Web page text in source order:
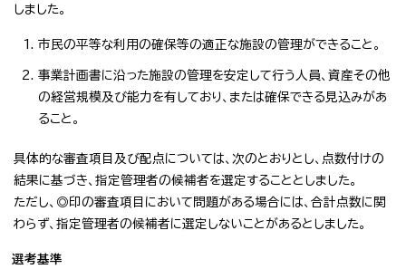
しました。
市民の平等な利用の確保等の適正な施設の管理ができること。
事業計画書に沿った施設の管理を安定して行う人員、資産その他
の経営規模及び能力を有しており、または確保できる見込みがあ
ること。
具体的な審査項目及び配点については、次のとおりとし、点数付けの
結果に基づき、指定管理者の候補者を選定することとしました。
ただし、◎印の審査項目において問題がある場合には、合計点数に関
わらず、指定管理者の候補者に選定しないことがあるとしました。
選考基準